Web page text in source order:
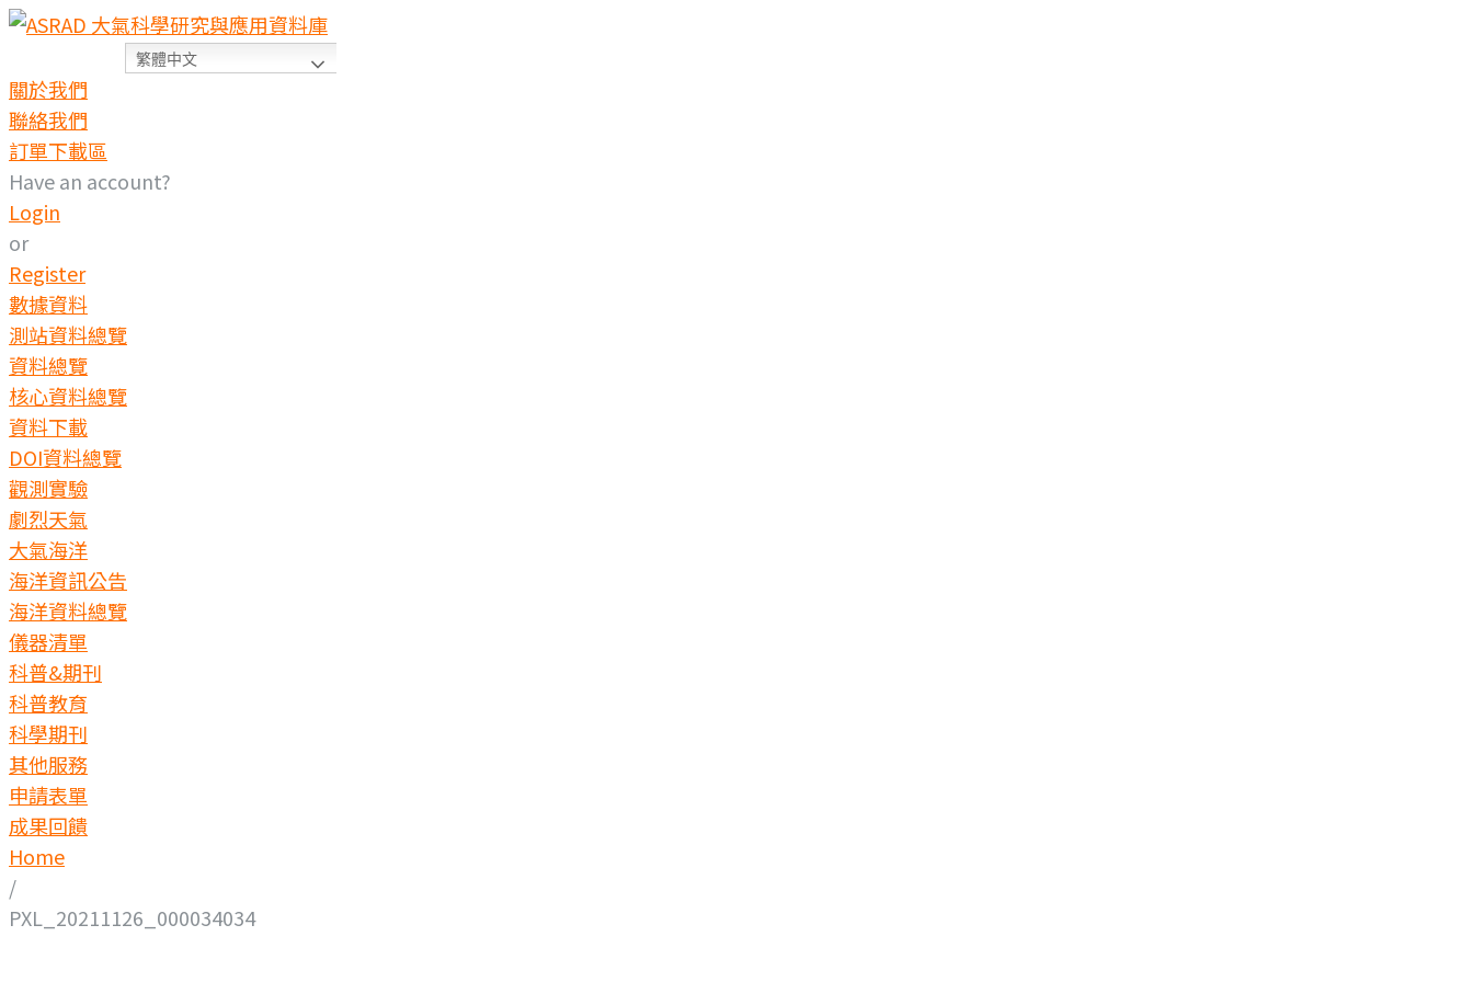
Skip
content
繁體中文
關於我們
聯絡我們
訂單下載區
Have an account?
Login
or
Register
數據資料
測站資料總覽
資料總覽
核心資料總覽
資料下載
DOI資料總覽
觀測實驗
劇烈天氣
大氣海洋
海洋資訊公告
海洋資料總覽
儀器清單
科普&期刊
科普教育
科學期刊
其他服務
申請表單
成果回饋
Home
/
PXL_20211126_000034034